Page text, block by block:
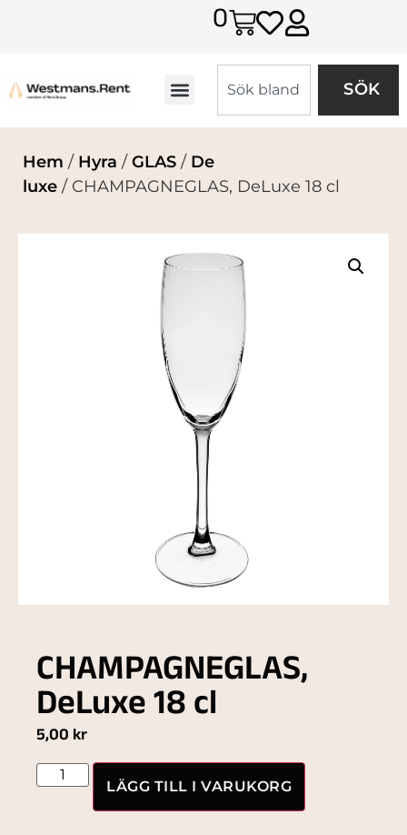
0
SÖK
Hem / Hyra / GLAS / De
luxe / CHAMPAGNEGLAS, DeLuxe 18 cl
CHAMPAGNEGLAS,
DeLuxe 18 cl
5,00 kr
LÄGG TILL I VARUKORG